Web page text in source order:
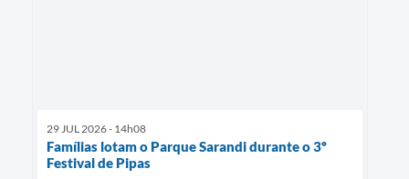
29 JUL 2026 - 14h08
Famílias lotam o Parque Sarandi durante o 3º
Festival de Pipas